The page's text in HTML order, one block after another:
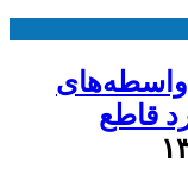
واسطه‌های
قاطع